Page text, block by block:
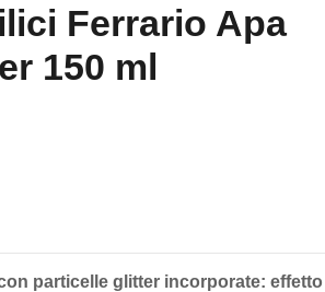
Ferrario Apa
150 ml
particelle glitter incorporate: effetto